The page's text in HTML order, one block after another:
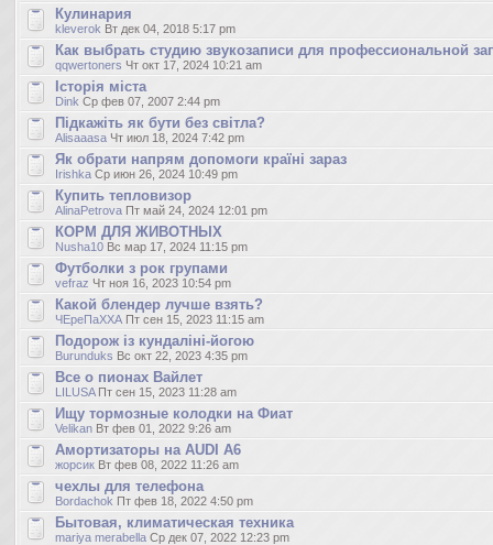
Кулинария
kleverok Вт дек 04, 2018 5:17 pm
Как выбрать студию звукозаписи для профессиональной
qqwertoners Чт окт 17, 2024 10:21 am
Історія міста
Dink Ср фев 07, 2007 2:44 pm
Підкажіть як бути без світла?
Alisaaasa Чт июл 18, 2024 7:42 pm
Як обрати напрям допомоги країні зараз
Irishka Ср июн 26, 2024 10:49 pm
Купить тепловизор
AlinaPetrova Пт май 24, 2024 12:01 pm
КОРМ ДЛЯ ЖИВОТНЫХ
Nusha10 Вс мар 17, 2024 11:15 pm
Футболки з рок групами
vefraz Чт ноя 16, 2023 10:54 pm
Какой блендер лучше взять?
ЧЕреПаХХА Пт сен 15, 2023 11:15 am
Подорож із кундаліні-йогою
Burunduks Вс окт 22, 2023 4:35 pm
Все о пионах Вайлет
LILUSAПт сен 15, 2023 11:28 am
Ищу тормозные колодки на Фиат
Velikan Вт фев 01, 2022 9:26 am
Амортизаторы на AUDI A6
жорсик Вт фев 08, 2022 11:26 am
чехлы для телефона
Bordachok Пт фев 18, 2022 4:50 pm
Бытовая, климатическая техника
mariya merabella Ср дек 07, 2022 12:23 pm